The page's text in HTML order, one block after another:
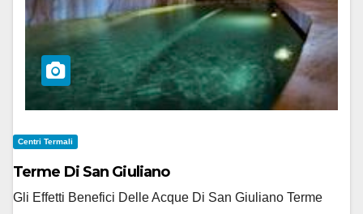
Centri Termali
Terme Di San Giuliano
Gli Effetti Benefici Delle Acque Di San Giuliano Terme